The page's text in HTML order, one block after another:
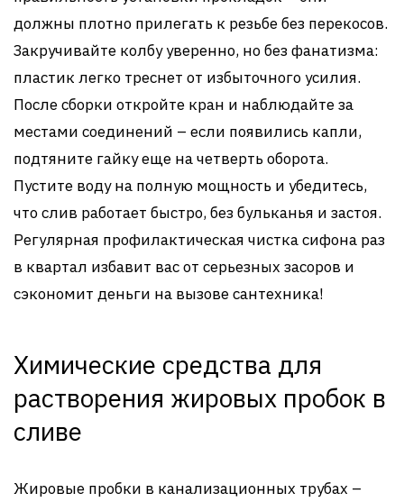
должны плотно прилегать к резьбе без перекосов.
Закручивайте колбу уверенно, но без фанатизма:
пластик легко треснет от избыточного усилия.
После сборки откройте кран и наблюдайте за
местами соединений – если появились капли,
подтяните гайку еще на четверть оборота.
Пустите воду на полную мощность и убедитесь,
что слив работает быстро, без бульканья и застоя.
Регулярная профилактическая чистка сифона раз
в квартал избавит вас от серьезных засоров и
сэкономит деньги на вызове сантехника!
Химические средства для
растворения жировых пробок в
сливе
Жировые пробки в канализационных трубах –